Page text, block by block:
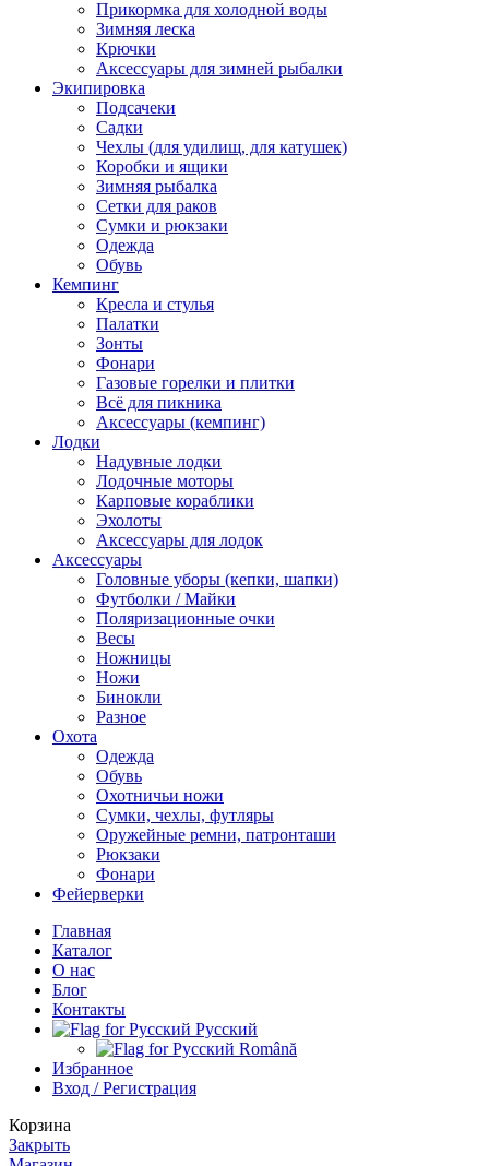
Прикормка для холодной воды
Зимняя леска
Крючки
Аксессуары для зимней рыбалки
Экипировка
Подсачеки
Садки
Чехлы (для удилищ, для катушек)
Коробки и ящики
Зимняя рыбалка
Сетки для раков
Сумки и рюкзаки
Одежда
Обувь
Кемпинг
Кресла и стулья
Палатки
Зонты
Фонари
Газовые горелки и плитки
Всё для пикника
Аксессуары (кемпинг)
Лодки
Надувные лодки
Лодочные моторы
Карповые кораблики
Эхолоты
Аксессуары для лодок
Аксессуары
Головные уборы (кепки, шапки)
Футболки / Майки
Поляризационные очки
Весы
Ножницы
Ножи
Бинокли
Разное
Охота
Одежда
Обувь
Охотничьи ножи
Сумки, чехлы, футляры
Оружейные ремни, патронташи
Рюкзаки
Фонари
Фейерверки
Главная
Каталог
О нас
Блог
Контакты
Русский
Română
Избранное
Вход / Регистрация
Корзина
Закрыть